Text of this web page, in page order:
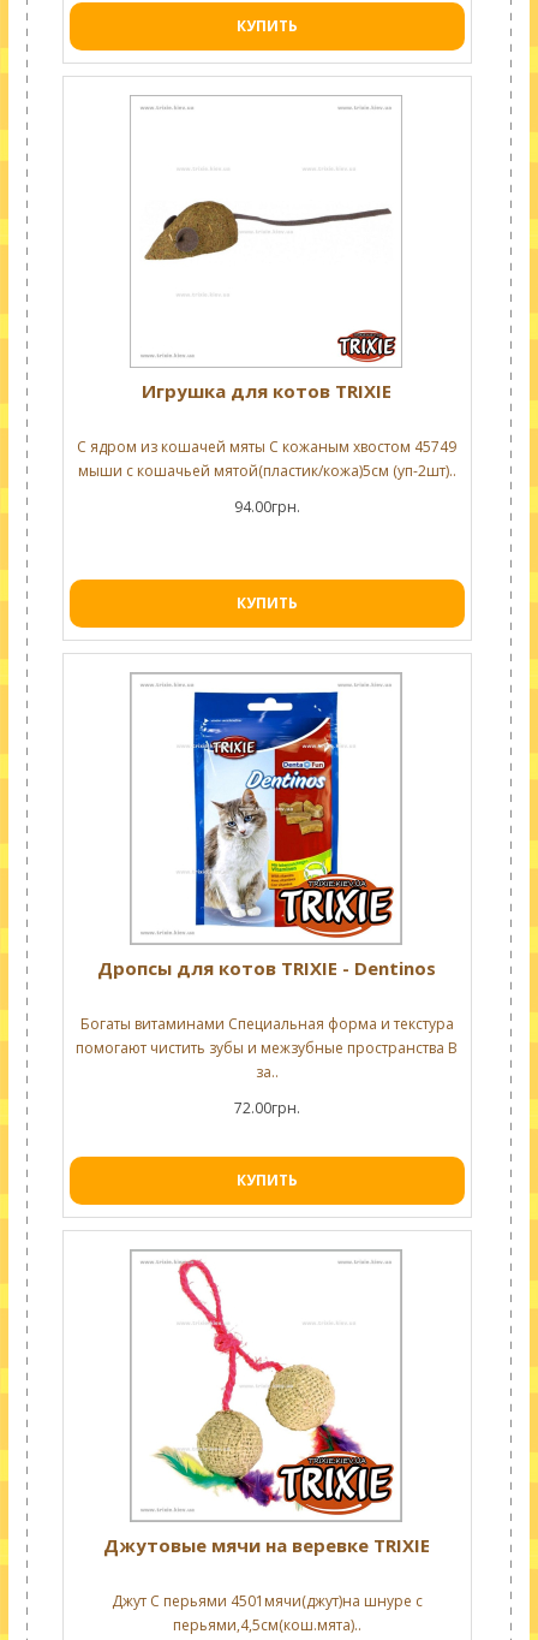
КУПИТЬ
Игрушка для котов TRIXIE
С ядром из кошачей мяты С кожаным хвостом 45749
мыши с кошачьей мятой(пластик/кожа)5см (уп-2шт)..
94.00грн.
КУПИТЬ
Дропсы для котов TRIXIE - Dentinos
Богаты витаминами Специальная форма и текстура
помогают чистить зубы и межзубные пространства В
за..
72.00грн.
КУПИТЬ
Джутовые мячи на веревке TRIXIE
Джут С перьями 4501мячи(джут)на шнуре с
перьями,4,5см(кош.мята)..